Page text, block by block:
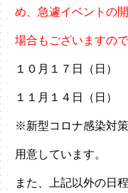
め、急遽イベントの
場合もございますの
１０月１７日（日）
１１月１４日（日）
※新型コロナ感染対
用意しています。
また、上記以外の日